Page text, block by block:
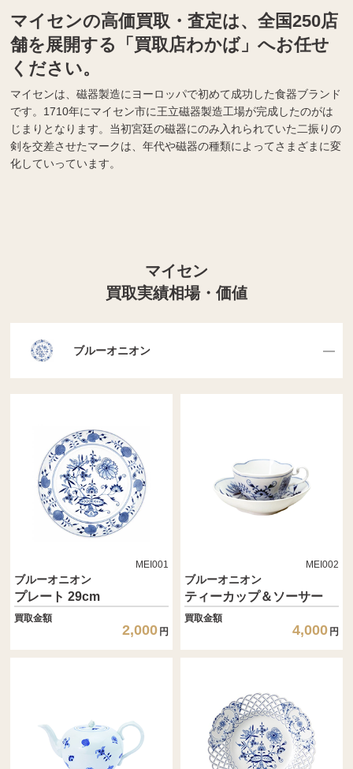
マイセンの高価買取・査定は、全国250店
舗を展開する「買取店わかば」へお任せ
ください。
マイセンは、磁器製造にヨーロッパで初めて成功した食器ブランド
です。1710年にマイセン市に王立磁器製造工場が完成したのがは
じまりとなります。当初宮廷の磁器にのみ入れられていた二振りの
剣を交差させたマークは、年代や磁器の種類によってさまざまに変
化していっています。
マイセン
買取実績相場・価値
ブルーオニオン
MEI001
ブルーオニオン
プレート 29cm
買取金額
2,000 円
MEI002
ブルーオニオン
ティーカップ＆ソーサー
買取金額
4,000 円